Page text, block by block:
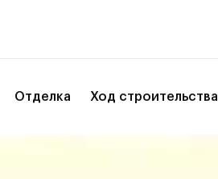
Отделка Ход строительства